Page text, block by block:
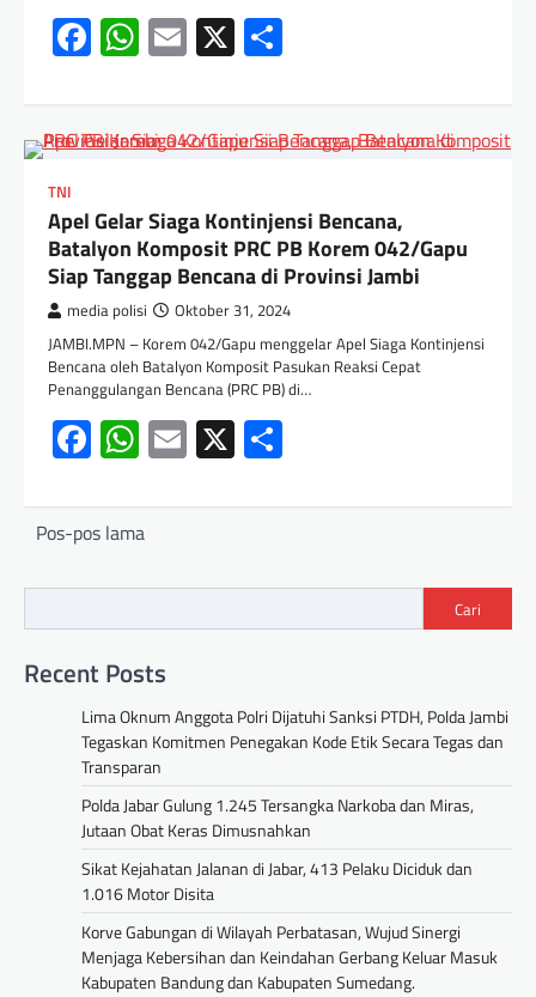
Facebook
WhatsApp
Email
X
TNI
Apel Gelar Siaga Kontinjensi Bencana,
Batalyon Komposit PRC PB Korem 042/Gapu
Siap Tanggap Bencana di Provinsi Jambi
media polisi Oktober 31, 2024
JAMBI.MPN – Korem 042/Gapu menggelar Apel Siaga Kontinjensi
Bencana oleh Batalyon Komposit Pasukan Reaksi Cepat
Penanggulangan Bencana (PRC PB) di…
Facebook
WhatsApp
Email
X
Pos-pos lama
Cari
Recent Posts
Lima Oknum Anggota Polri Dijatuhi Sanksi PTDH, Polda Jambi
Tegaskan Komitmen Penegakan Kode Etik Secara Tegas dan
Transparan
Polda Jabar Gulung 1.245 Tersangka Narkoba dan Miras,
Jutaan Obat Keras Dimusnahkan
Sikat Kejahatan Jalanan di Jabar, 413 Pelaku Diciduk dan
1.016 Motor Disita
Korve Gabungan di Wilayah Perbatasan, Wujud Sinergi
Menjaga Kebersihan dan Keindahan Gerbang Keluar Masuk
Kabupaten Bandung dan Kabupaten Sumedang.